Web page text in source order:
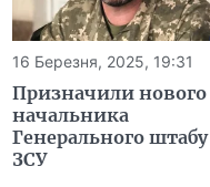
16 Березня, 2025, 19:31
Призначили нового
начальника
Генерального штабу
ЗСУ